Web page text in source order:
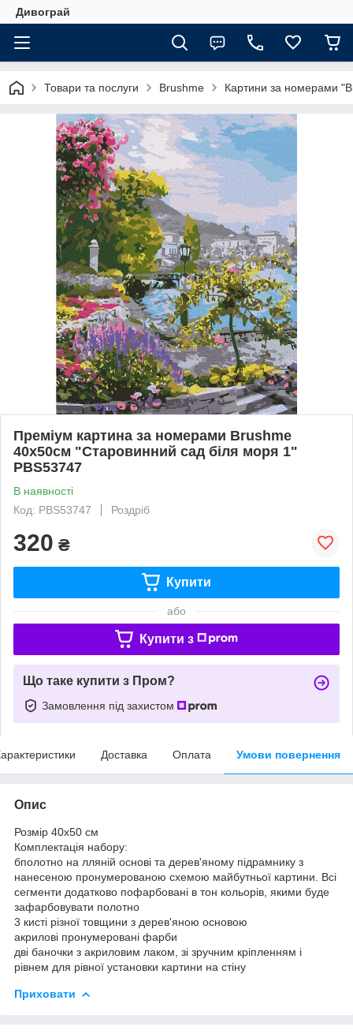
Дивограй
Товари та послуги Brushme Картини за номерами
Преміум картина за номерами Brushme
40x50см "Старовинний сад біля моря 1"
PBS53747
В наявності
Код: PBS53747
Роздріб
320 ₴
Купити
або
Купити з
Що таке купити з Пром?
Замовлення під захистом
Доставка Оплата Умови повернення
Опис
Розмір 40x50 см
Комплектація набору:
бполотно на лляній основі та дерев'яному підрамнику з
нанесеною пронумерованою схемою майбутньої картини. Всі
сегменти додатково пофарбовані в тон кольорів, якими буде
зафарбовувати полотно
3 кисті різної товщини з дерев'яною основою
акрилові пронумеровані фарби
дві баночки з акриловим лаком, зі зручним кріпленням і
рівнем для рівної установки картини на стіну
Приховати